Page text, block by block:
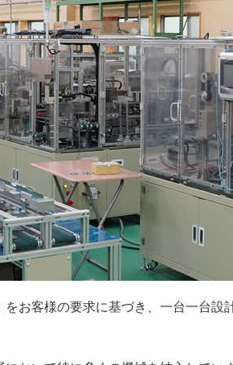
お客様の要求に基づき、一台一台設